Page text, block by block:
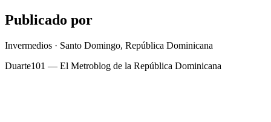
Publicado por
Invermedios · Santo Domingo, República Dominicana
Duarte101 — El Metroblog de la República Dominicana